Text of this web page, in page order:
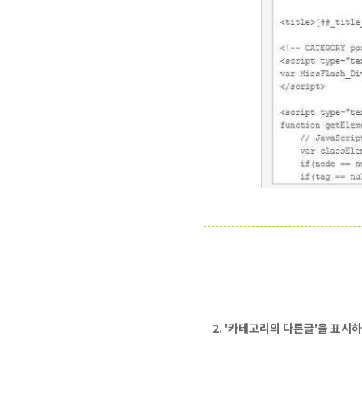
2. '카테고리의 다른글'을 표시